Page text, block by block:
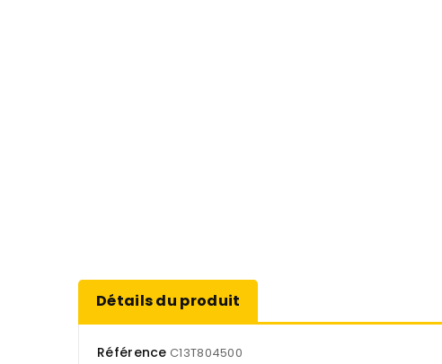
Détails du produit
Référence C13T804500